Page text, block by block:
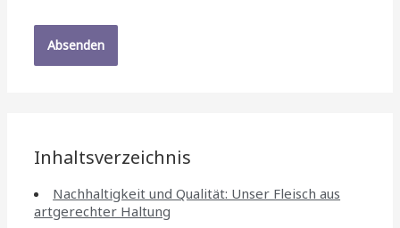
Inhaltsverzeichnis
Nachhaltigkeit und Qualität: Unser Fleisch aus
artgerechter Haltung